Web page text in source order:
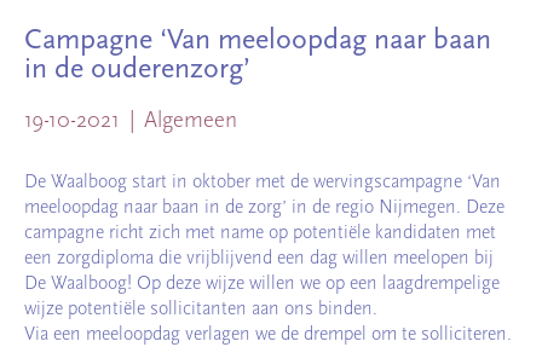
Campagne ‘Van meeloopdag naar baan
in de ouderenzorg’
19-10-2021 Algemeen
De Waalboog start in oktober met de wervingscampagne ‘Van
meeloopdag naar baan in de zorg’ in de regio Nijmegen. Deze
campagne richt zich met name op potentiële kandidaten met
een zorgdiploma die vrijblijvend een dag willen meelopen bij
De Waalboog! Op deze wijze willen we op een laagdrempelige
wijze potentiële sollicitanten aan ons binden.
Via een meeloopdag verlagen we de drempel om te solliciteren.